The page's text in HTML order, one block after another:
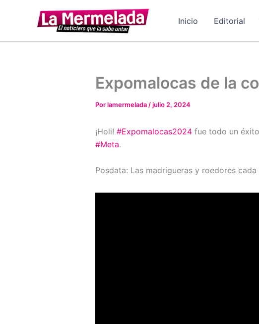
Inicio Editorial
Expomalocas de la
Porlamermelada/julio 2, 2024
¡Holi! #Expomalocas2024 fue todo un
#Meta.
Posdata: Las madrigueras y roedores cada